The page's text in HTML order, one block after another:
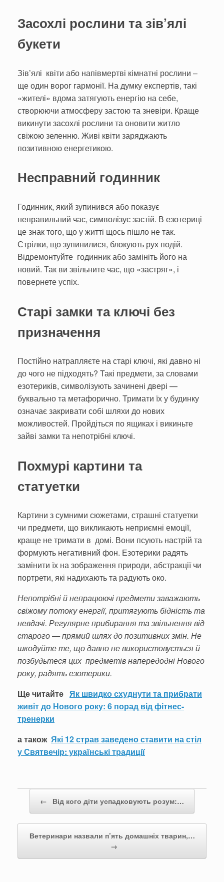
Засохлі рослини та зів’ялі
букети
Зів’ялі квіти або напівмертві кімнатні рослини –
ще один ворог гармонії. На думку експертів, такі
«жителі» вдома затягують енергію на себе,
створюючи атмосферу застою та зневіри. Краще
викинути засохлі рослини та оновити житло
свіжою зеленню. Живі квіти заряджають
позитивною енергетикою.
Несправний годинник
Годинник, який зупинився або показує
неправильний час, символізує застій. В езотериці
це знак того, що у житті щось пішло не так.
Стрілки, що зупинилися, блокують рух подій.
Відремонтуйте годинник або замініть його на
новий. Так ви звільните час, що «застряг», і
повернете успіх.
Старі замки та ключі без
призначення
Постійно натрапляєте на старі ключі, які давно ні
до чого не підходять? Такі предмети, за словами
езотериків, символізують зачинені двері —
буквально та метафорично. Тримати їх у будинку
означає закривати собі шляхи до нових
можливостей. Пройдіться по ящиках і викиньте
зайві замки та непотрібні ключі.
Похмурі картини та
статуетки
Картини з сумними сюжетами, страшні статуетки
чи предмети, що викликають неприємні емоції,
краще не тримати в домі. Вони псують настрій та
формують негативний фон. Езотерики радять
замінити їх на зображення природи, абстракції чи
портрети, які надихають та радують око.
Непотрібні й непрацюючі предмети заважають
свіжому потоку енергії, притягують бідність та
невдачі. Регулярне прибирання та звільнення від
старого — прямий шлях до позитивних змін. Не
шкодуйте те, що давно не використовується й
позбудьтеся цих предметів напередодні Нового
року, радять езотерики.
Ще читайте Як швидко схуднути та прибрати
живіт до Нового року: 6 порад від фітнес-
тренерки
а також Які 12 страв заведено ставити на стіл
у Святвечір: українські традиції
← Від кого діти успадковують розум:…
Ветеринари назвали п’ять домашніх тварин,…
→